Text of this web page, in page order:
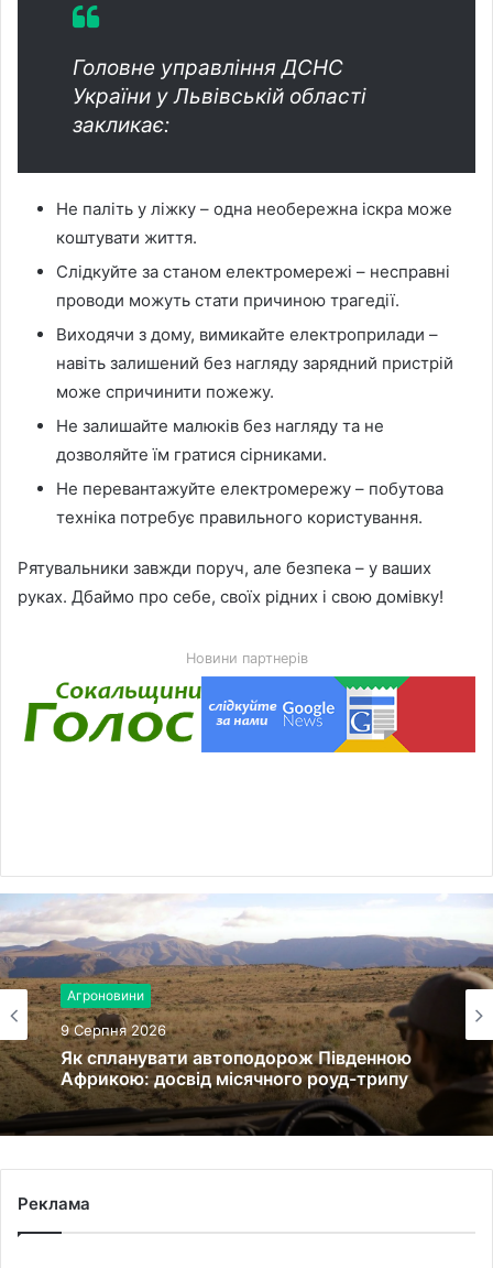
Головне управління ДСНС
України у Львівській області
закликає:
Не паліть у ліжку – одна необережна іскра може
коштувати життя.
Слідкуйте за станом електромережі – несправні
проводи можуть стати причиною трагедії.
Виходячи з дому, вимикайте електроприлади –
навіть залишений без нагляду зарядний пристрій
може спричинити пожежу.
Не залишайте малюків без нагляду та не
дозволяйте їм гратися сірниками.
Не перевантажуйте електромережу – побутова
техніка потребує правильного користування.
Рятувальники завжди поруч, але безпека – у ваших
руках. Дбаймо про себе, своїх рідних і свою домівку!
Новини партнерів
Агроновини
9 Серпня 2026
Як спланувати автоподорож Південною
Африкою: досвід місячного роуд-трипу
Реклама